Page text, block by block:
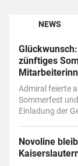
NEWS
zünftiges
Admiral feierte
Sommerfest
Einladung der
Novoline